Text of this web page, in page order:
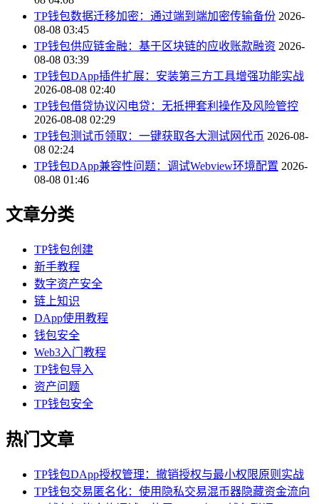
TP钱包数据迁移加密：通过端到端加密传输备份 2026-
08-08 03:45
TP钱包供应链金融：基于区块链的应收账款融资 2026-
08-08 03:39
TP钱包DApp插件扩展：安装第三方工具增强功能实战
2026-08-08 02:40
TP钱包借贷协议闪电贷：无抵押套利操作及风险管控
2026-08-08 02:29
TP钱包测试币领取：一键获取各大测试网代币 2026-08-
08 02:24
TP钱包DApp兼容性问题：调试Webview环境配置 2026-
08-08 01:46
文章分类
TP钱包创建
新手教程
数字资产安全
链上知识
DApp使用教程
钱包安全
Web3入门教程
TP钱包导入
资产问题
TP钱包安全
热门文章
TP钱包DApp授权管理：撤销授权与最小权限原则实战
TP钱包交易匿名化：使用隐私交易混币器隐藏资金流向